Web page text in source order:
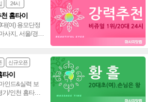
24시
홈타이
(여) 용모단정
사지, 서울/경
신규오픈
이
인드&실력 보
기/인천 홈타이